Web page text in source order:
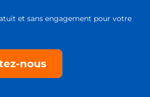
et sans engagement pour votre
nous